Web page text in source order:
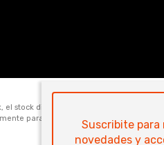
Suscribite
novedades y
stock disponible para la venta web de
para la compra online. Las